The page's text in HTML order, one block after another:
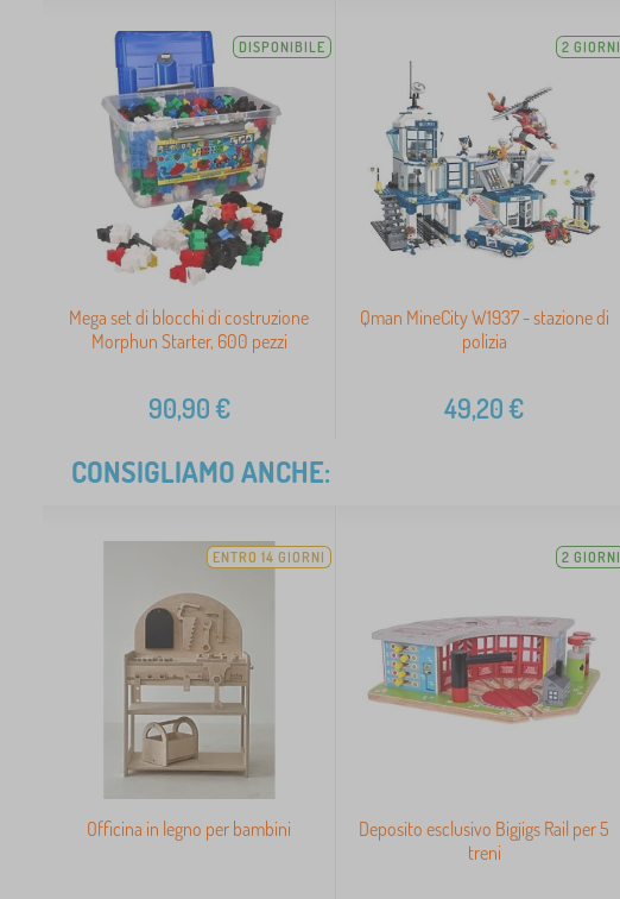
DISPONIBILE
Mega set di blocchi di costruzione
Morphun Starter, 600 pezzi
90,90€
2 GIORNI
Qman MineCity W1937 - stazione di
polizia
49,20€
CONSIGLIAMO ANCHE:
ENTRO 14 GIORNI
Officina in legno per bambini
2 GIORNI
Deposito esclusivo Bigjigs Rail per 5
treni